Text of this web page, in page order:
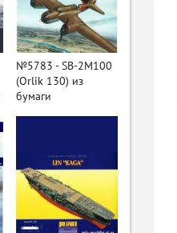
№5783 - SB-2M100
(Orlik 130) из
бумаги